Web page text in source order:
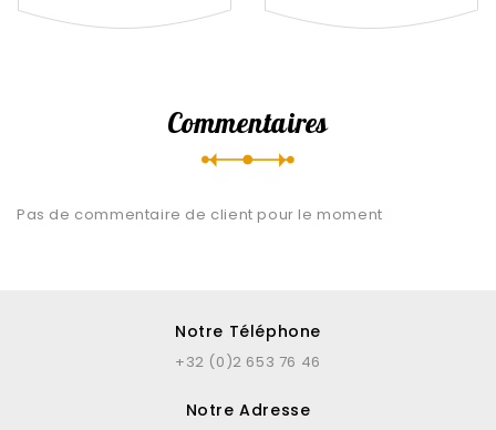
Commentaires
Pas de commentaire de client pour le moment
Notre Téléphone
+32 (0)2 653 76 46
Notre Adresse